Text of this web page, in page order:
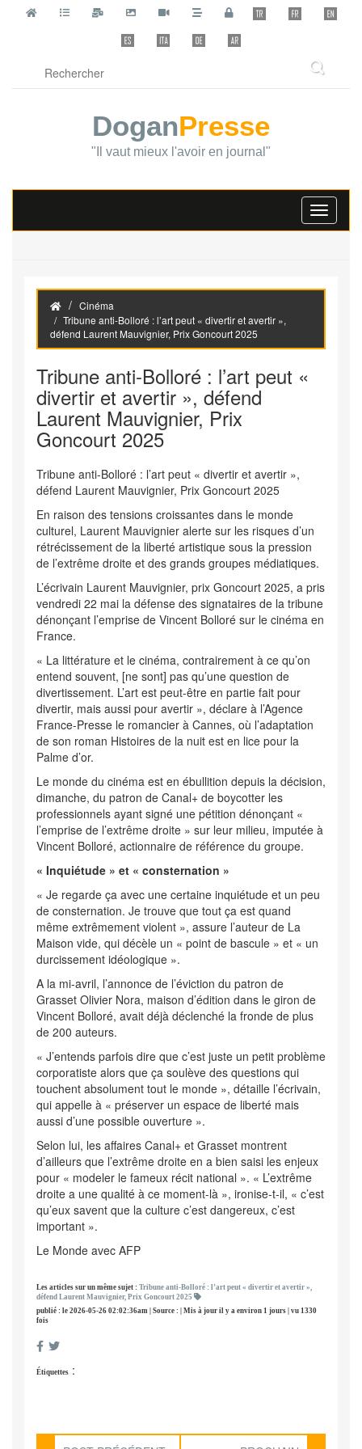
DoganPresse
"Il vaut mieux l'avoir en journal"
Toggle
Cinéma
Tribune anti-Bolloré : l’art peut « divertir et avertir »,
défend Laurent Mauvignier, Prix Goncourt 2025
Tribune anti-Bolloré : l’art peut «
divertir et avertir », défend
Laurent Mauvignier, Prix
Goncourt 2025
Tribune anti-Bolloré : l’art peut « divertir et avertir »,
défend Laurent Mauvignier, Prix Goncourt 2025
En raison des tensions croissantes dans le monde
culturel, Laurent Mauvignier alerte sur les risques d’un
rétrécissement de la liberté artistique sous la pression
de l’extrême droite et des grands groupes médiatiques.
L’écrivain Laurent Mauvignier, prix Goncourt 2025, a pris
vendredi 22 mai la défense des signataires de la tribune
dénonçant l’emprise de Vincent Bolloré sur le cinéma en
France.
« La littérature et le cinéma, contrairement à ce qu’on
entend souvent, [ne sont] pas qu’une question de
divertissement. L’art est peut-être en partie fait pour
divertir, mais aussi pour avertir », déclare à l’Agence
France-Presse le romancier à Cannes, où l’adaptation
de son roman Histoires de la nuit est en lice pour la
Palme d’or.
Le monde du cinéma est en ébullition depuis la décision,
dimanche, du patron de Canal+ de boycotter les
professionnels ayant signé une pétition dénonçant «
l’emprise de l’extrême droite » sur leur milieu, imputée à
Vincent Bolloré, actionnaire de référence du groupe.
« Inquiétude » et « consternation »
« Je regarde ça avec une certaine inquiétude et un peu
de consternation. Je trouve que tout ça est quand
même extrêmement violent », assure l’auteur de La
Maison vide, qui décèle un « point de bascule » et « un
durcissement idéologique ».
A la mi-avril, l’annonce de l’éviction du patron de
Grasset Olivier Nora, maison d’édition dans le giron de
Vincent Bolloré, avait déjà déclenché la fronde de plus
de 200 auteurs.
« J’entends parfois dire que c’est juste un petit problème
corporatiste alors que ça soulève des questions qui
touchent absolument tout le monde », détaille l’écrivain,
qui appelle à « préserver un espace de liberté mais
aussi d’une possible ouverture ».
Selon lui, les affaires Canal+ et Grasset montrent
d’ailleurs que l’extrême droite en a bien saisi les enjeux
pour « modeler le fameux récit national ». « L’extrême
droite a une qualité à ce moment-là », ironise-t-il, « c’est
qu’eux savent que la culture c’est dangereux, c’est
important ».
Le Monde avec AFP
Les articles sur un même sujet : Tribune anti-Bolloré : l’art peut « divertir et avertir »,
défend Laurent Mauvignier, Prix Goncourt 2025
publié : le 2026-05-26 02:02:36am | Source : | Mis à jour il y a environ 1 jours | vu 1330
fois
Étiquettes :